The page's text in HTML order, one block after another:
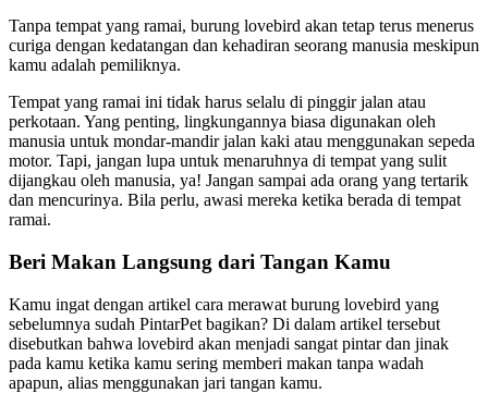
Tanpa tempat yang ramai, burung lovebird akan tetap terus menerus
curiga dengan kedatangan dan kehadiran seorang manusia meskipun
kamu adalah pemiliknya.
Tempat yang ramai ini tidak harus selalu di pinggir jalan atau
perkotaan. Yang penting, lingkungannya biasa digunakan oleh
manusia untuk mondar-mandir jalan kaki atau menggunakan sepeda
motor. Tapi, jangan lupa untuk menaruhnya di tempat yang sulit
dijangkau oleh manusia, ya! Jangan sampai ada orang yang tertarik
dan mencurinya. Bila perlu, awasi mereka ketika berada di tempat
ramai.
Beri Makan Langsung dari Tangan Kamu
Kamu ingat dengan artikel cara merawat burung lovebird yang
sebelumnya sudah PintarPet bagikan? Di dalam artikel tersebut
disebutkan bahwa lovebird akan menjadi sangat pintar dan jinak
pada kamu ketika kamu sering memberi makan tanpa wadah
apapun, alias menggunakan jari tangan kamu.